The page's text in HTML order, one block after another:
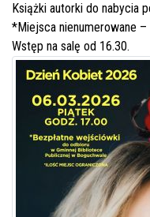
Książki autorki do nabycia
*Miejsca nienumerowane
Wstęp na salę od 16.30.